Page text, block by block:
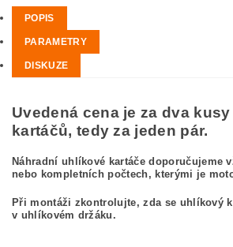
POPIS
PARAMETRY
DISKUZE
Uvedená cena je za dva
kartáčů, tedy za jeden pár.
Náhradní uhlíkové kartáče doporučujeme
nebo kompletních počtech, kterými je
Při montáži zkontrolujte, zda se uhlíkový
v uhlíkovém držáku.